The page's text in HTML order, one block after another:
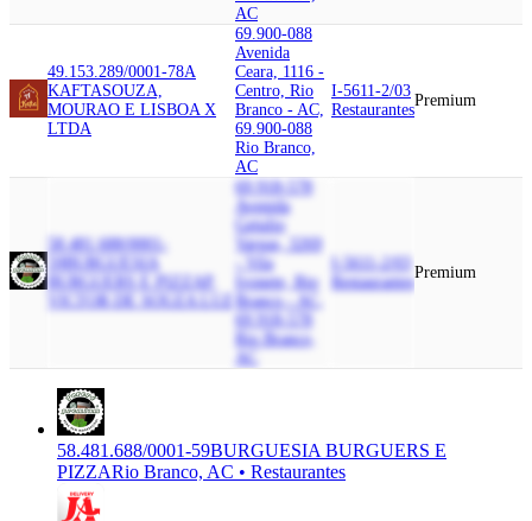
AC
49.153.289/0001-78A
KAFTASOUZA,
MOURAO E LISBOA X
LTDA
69.900-088
Avenida
Ceara, 1116 -
Centro, Rio
Branco - AC,
69.900-088
Rio Branco,
AC
I-5611-2/03
Restaurantes
Premium
58.481.688/0001-
BURGUESIA
BURGUERS E PIZZAP.
VICTOR DE SOUZA LUZ
69.918-578
Avenida
Getulio
Vargas, 3269
- Vila
Ivonete, Rio
Branco - AC,
Rio Branco,
AC
I-5611-2/03
Restaurantes
Premium
58.481.688/0001-59BURGUESIA BURGUERS E
PIZZARio Branco, AC • Restaurantes